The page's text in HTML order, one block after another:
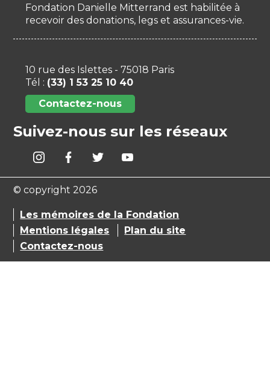
Fondation Danielle Mitterrand est habilitée à
recevoir des donations, legs et assurances-vie.
10 rue des Islettes - 75018 Paris
Tél : (33) 1 53 25 10 40
Contactez-nous
Suivez-nous sur les réseaux
© copyright 2026
Les mémoires de la Fondation
Mentions légales
Plan du site
Contactez-nous